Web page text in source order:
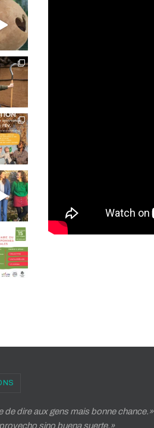
de dire aux gens mais bonne chance.»
sino buena suerte.»